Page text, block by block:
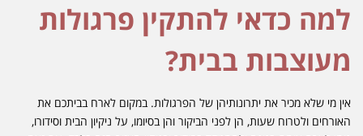
למה כדאי להתקין פרגולות
מעוצבות בבית?
אין מי שלא מכיר את יתרונותיהן של הפרגולות. במקום לארח בביתכם את
האורחים ולטרוח שעות, הן לפני הביקור והן בסיומו, על ניקיון הבית וסידורו,